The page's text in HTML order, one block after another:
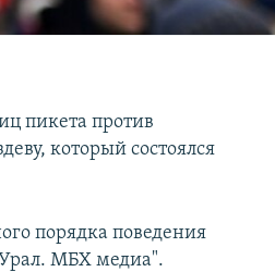
пикета против
который состоялся
порядка поведения
МБХ медиа".